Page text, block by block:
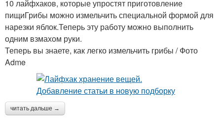
10 лайфхаков, которые упростят приготовление
пищиГрибы можно измельчить специальной формой для
нарезки яблок.Теперь эту работу можно выполнить
одним взмахом руки.
Теперь вы знаете, как легко измельчить грибы / Фото
Adme
читать дальше →